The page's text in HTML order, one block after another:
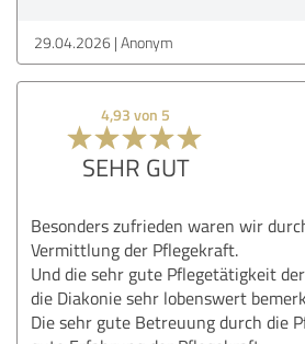
29.04.2026 Anonym
4,93 von 5
SEHR GUT
Besonders zufrieden waren wir
Vermittlung der Pflegekraft.
Und die sehr gute Pflegetätigkeit
die Diakonie sehr lobenswert
Die sehr gute Betreuung durch die